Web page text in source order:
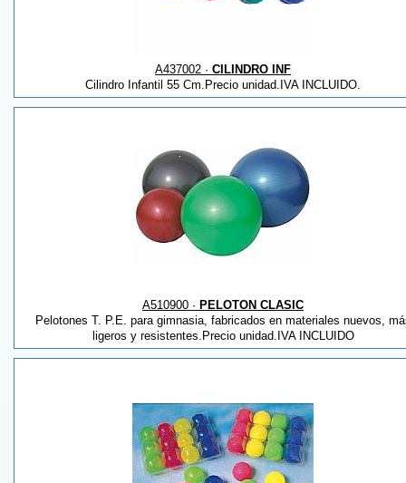
A437002 · CILINDRO INF
Cilindro Infantil 55 Cm.Precio unidad.IVA INCLUIDO.
A510900 · PELOTON CLASIC
Pelotones T. P.E. para gimnasia, fabricados en materiales nuevos,
ligeros y resistentes.Precio unidad.IVA INCLUIDO